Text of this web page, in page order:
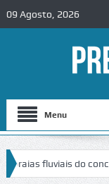
09 Agosto, 2026
Menu
fluviais do concelho